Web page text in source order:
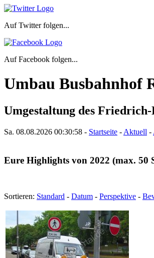
Auf Twitter folgen...
Auf Facebook folgen...
Umbau Busbahnhof
Umgestaltung des
Sa. 08.08.2026 00:31:00 - Startseite - Aktuell -
Eure Highlights von 2022 (max. 50
Sortieren: Standard - Datum - Perspektive -